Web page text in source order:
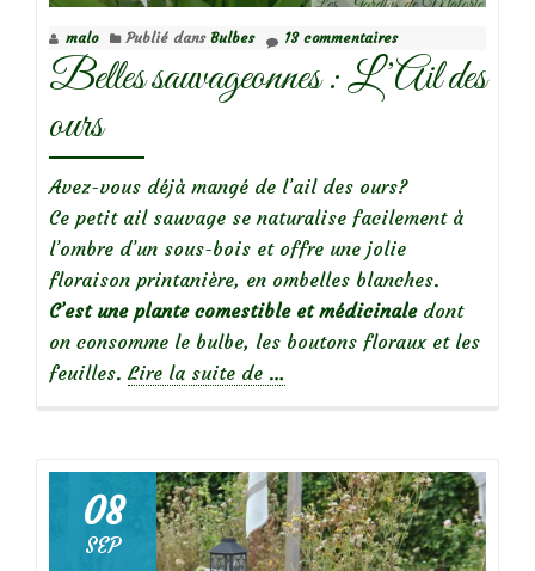
‘Stanwell
Perpetual’
malo Publié dans Bulbes 13 commentaires
Belles sauvageonnes : L’Ail des
ours
Avez-vous déjà mangé de l’ail des ours?
Ce petit ail sauvage se naturalise facilement à
l’ombre d’un sous-bois et offre une jolie
floraison printanière, en ombelles blanches.
C’est une plante comestible et médicinaledont
on consomme le bulbe, les boutons floraux et les
feuilles. Lire la suite de
:
L’Ail
des
…
08
SEP